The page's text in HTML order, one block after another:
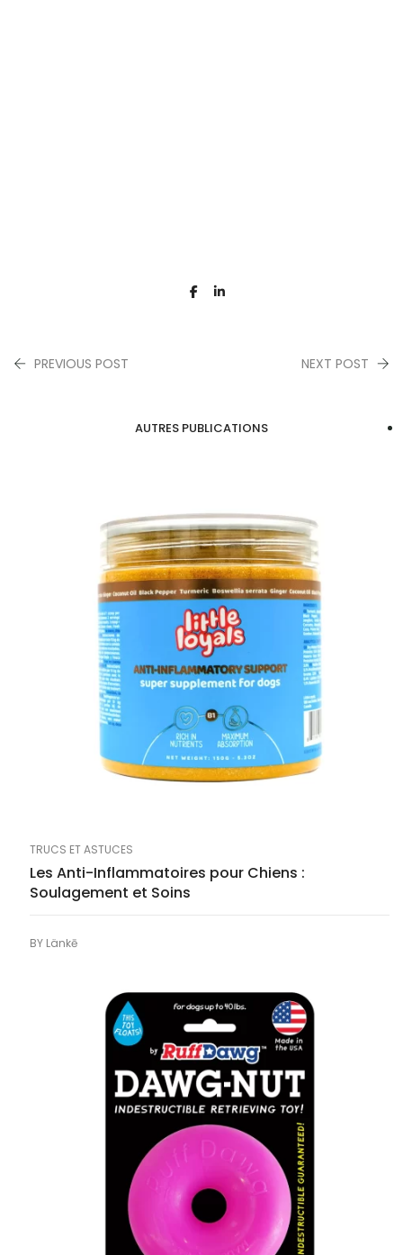
PREVIOUS POST NEXT POST
AUTRES PUBLICATIONS
TRUCS ET ASTUCES
Les Anti-Inflammatoires pour Chiens :
Soulagement et Soins
BY Länkē